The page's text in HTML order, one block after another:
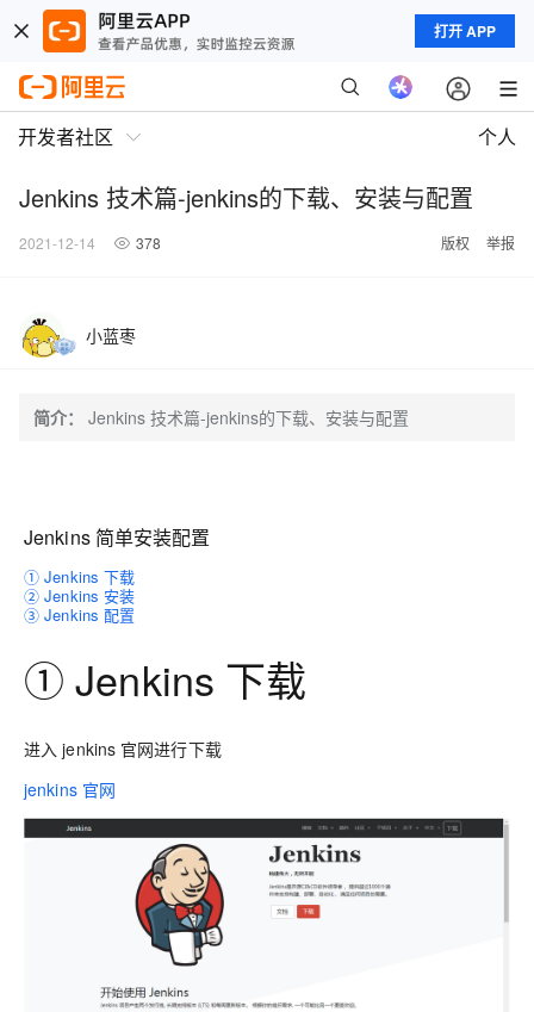
打开 APP
开发者社区 个人
Jenkins 技术篇-jenkins的下载、安装与配置
2021-12-14 378 版权 举报
小蓝枣
简介： Jenkins 技术篇-jenkins的下载、安装与配置
Jenkins 简单安装配置
① Jenkins 下载
② Jenkins 安装
③ Jenkins 配置
① Jenkins 下载
进入jenkins 官网进行下载
jenkins官网